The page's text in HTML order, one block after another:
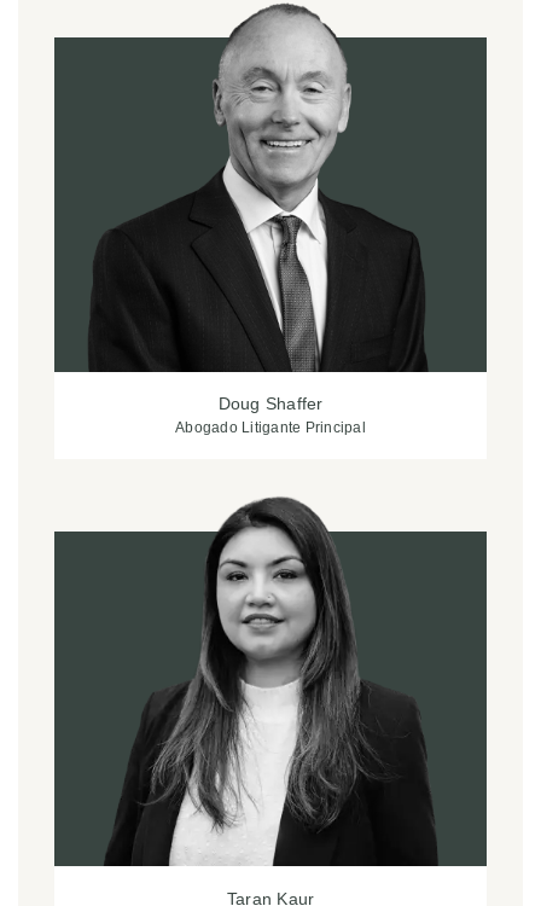
Doug Shaffer
Abogado Litigante Principal
Taran Kaur